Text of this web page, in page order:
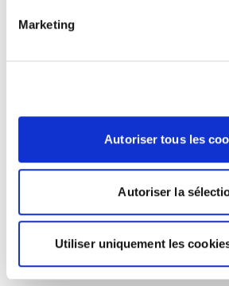
Marketing
Autoriser tous les
Autoriser la
Utiliser uniquement les